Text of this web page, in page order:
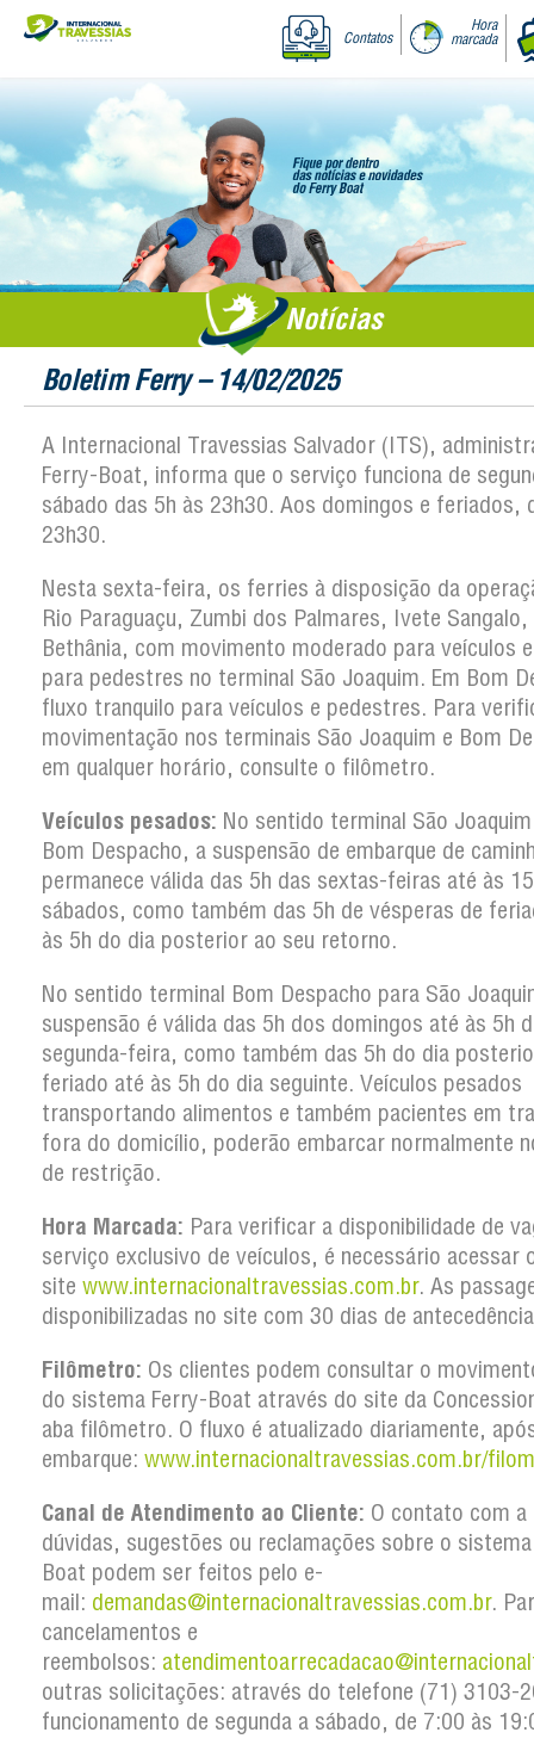
Contatos
Hora
marcada
Notícias
Boletim Ferry – 14/02/2025
A Internacional Travessias Salvador (ITS),
Ferry-Boat, informa que o serviço funciona de
sábado das 5h às 23h30. Aos domingos e feriados,
23h30.
Nesta sexta-feira, os ferries à disposição da
Rio Paraguaçu, Zumbi dos Palmares, Ivete Sangalo,
Bethânia, com movimento moderado para veículos
para pedestres no terminal São Joaquim. Em Bom
fluxo tranquilo para veículos e pedestres. Para
movimentação nos terminais São Joaquim e Bom
em qualquer horário, consulte o filômetro.
Veículos pesados: No sentido terminal São
Bom Despacho, a suspensão de embarque de
permanece válida das 5h das sextas-feiras até às
sábados, como também das 5h de vésperas de
às 5h do dia posterior ao seu retorno.
No sentido terminal Bom Despacho para São
suspensão é válida das 5h dos domingos até às 5h
segunda-feira, como também das 5h do dia
feriado até às 5h do dia seguinte. Veículos pesados
transportando alimentos e também pacientes em
fora do domicílio, poderão embarcar normalmente
de restrição.
Hora Marcada: Para verificar a disponibilidade de
serviço exclusivo de veículos, é necessário acessar
site www.internacionaltravessias.com.br. As
disponibilizadas no site com 30 dias de
Filômetro: Os clientes podem consultar o
do sistema Ferry-Boat através do site da
aba filômetro. O fluxo é atualizado diariamente,
embarque: www.internacionaltravessias.com.br/
Canal de Atendimento ao Cliente: O contato com a
dúvidas, sugestões ou reclamações sobre o
Boat podem ser feitos pelo e-
mail: demandas@internacionaltravessias.com.br.
cancelamentos e
reembolsos:
outras solicitações: através do telefone (71) 3103-
funcionamento de segunda a sábado, de 7:00 às